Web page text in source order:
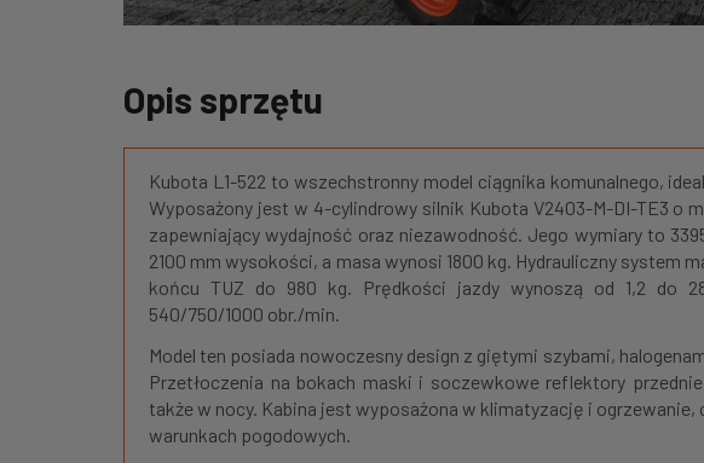
Opis sprzętu
Kubota L1-522 to wszechstronny model ciągnika komunalnego,
Wyposażony jest w 4-cylindrowy silnik Kubota V2403-M-DI-TE3 o
zapewniający wydajność oraz niezawodność. Jego wymiary to
2100 mm wysokości, a masa wynosi 1800 kg. Hydrauliczny system
końcu TUZ do 980 kg. Prędkości jazdy wynoszą od 1,2 do
540/750/1000 obr./min.
Model ten posiada nowoczesny design z giętymi szybami,
Przetłoczenia na bokach maski i soczewkowe reflektory
także w nocy. Kabina jest wyposażona w klimatyzację i
warunkach pogodowych.